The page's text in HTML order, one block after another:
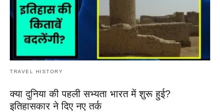
TRAVEL HISTORY
क्या दुनिया की पहली सभ्यता भारत में शुरू हुई?
इतिहासकार ने दिए नए तर्क